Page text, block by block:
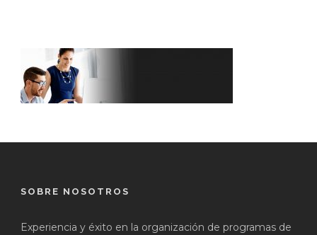
SOBRE NOSOTROS
Experiencia y éxito en la organización de programas de